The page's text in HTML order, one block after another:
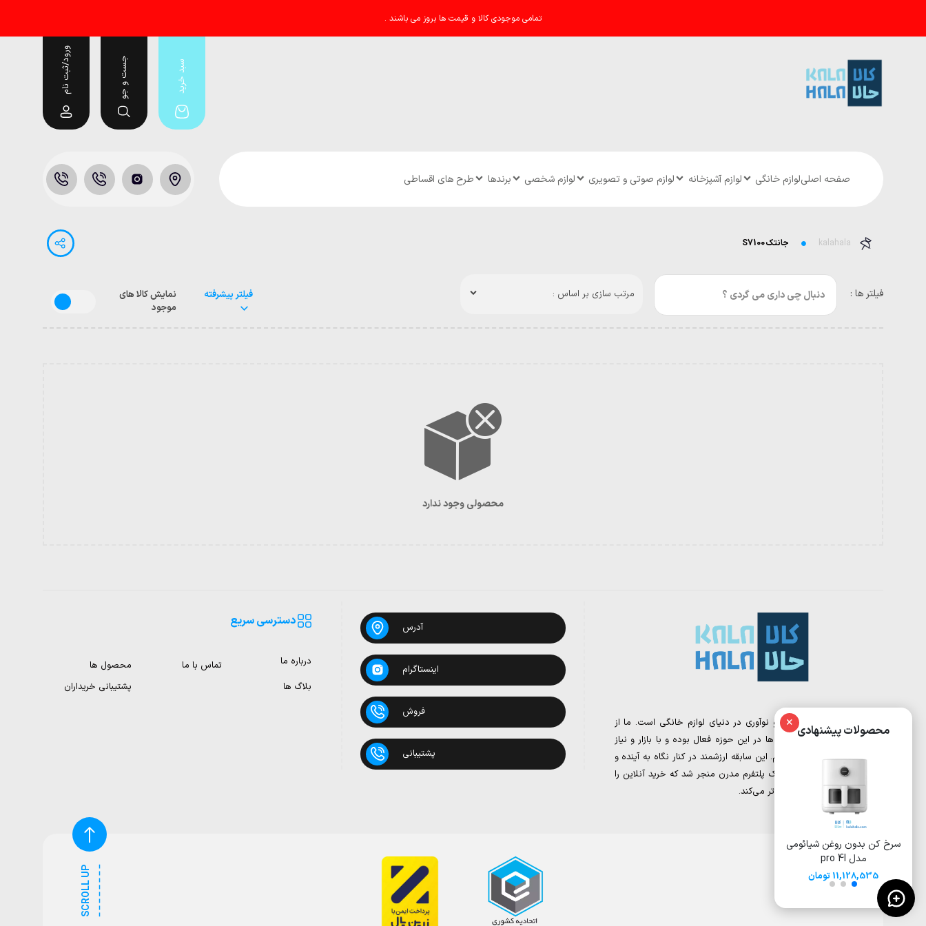
× محصولات پیشنهادی
سرخ کن بدون روغن شیائومی
مدل pro 4l
11,128,535 تومان
تمامی موجودی کالا و قیمت ها بروز می باشند .
سبد خرید جست و جو ورود/ثبت نام
صفحه اصلیلوازم خانگی لوازم آشپزخانه لوازم صوتی و تصویری لوازم شخصی برندها طرح های اقساطی
kalahala جانتک S7100
فیلتر ها : مرتب سازی بر اساس : فیلتر پیشرفته
نمایش کالا های
موجود
محصولی وجود ندارد
کالا حالا، نقطه تلاقی تجربه و نوآوری در دنیای لوازم خانگی است. ما از
تیمی تشکیل شده‌ایم که سال‌ها در این حوزه فعال بوده و با بازار و نیاز
مشتریان به‌خوبی آشنا هستیم. این سابقه ارزشمند در کنار نگاه به آینده و
دیجیتال مارکتینگ، به خلق یک پلتفرم مدرن منجر شد که خرید آنلاین را
برای شما ساده‌تر و هوشمندانه‌تر می‌کند.
آدرس
اینستاگرام
فروش
پشتیبانی
دسترسی سریع
درباره ما تماس با ما
محصول ها
بلاگ ها
پشتیبانی خریداران
SCROLL UP